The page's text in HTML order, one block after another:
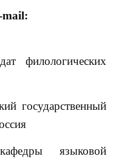
mail:
филологических
государственный
языковой